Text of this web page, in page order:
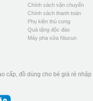
Chính sách vận chuyển
Chính sách thanh toán
Phụ kiện thú cưng
Quà tặng độc đáo
Máy pha sữa Niucun
cấp, đồ dùng cho bé giá rẻ